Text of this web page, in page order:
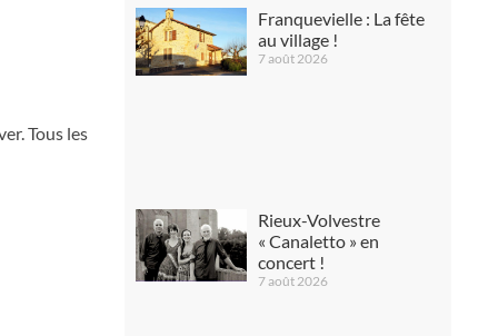
Tous les
Franquevielle : La fête
au village !
7 août 2026
Rieux-Volvestre
« Canaletto » en
concert !
7 août 2026